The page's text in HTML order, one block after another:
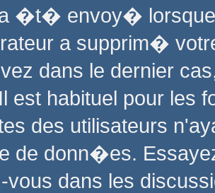
�t� envoy�
a supprim�
dans le dernier
est habituel pour les
des utilisateurs
de donn�es.
vous dans les